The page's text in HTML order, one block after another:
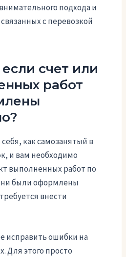
подхода и
с перевозкой
счет или
работ
как самозанятый в
и вам необходимо
выполненных работ по
были оформлены
внести
исправить ошибки на
Для этого просто